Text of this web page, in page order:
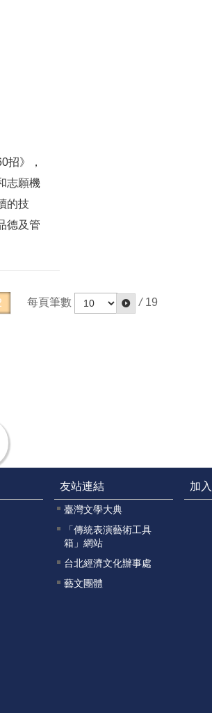
招》，
志願機
的技
德及管
每頁筆數 / 19
友站連結
臺灣文學大典
「傳統表演藝術工具
箱」網站
台北經濟文化辦事處
藝文團體
加